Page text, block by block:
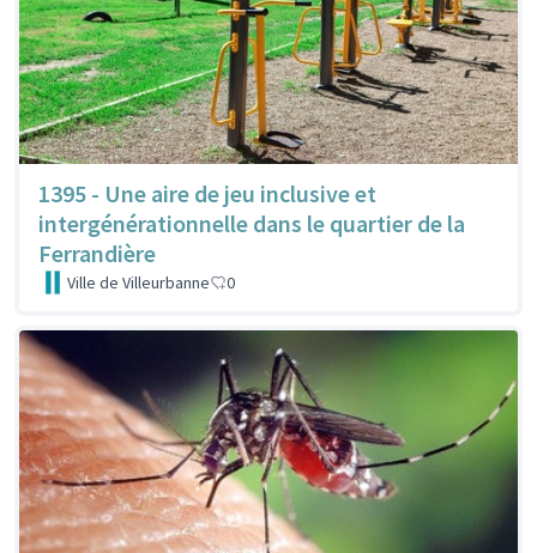
1395 - Une aire de jeu inclusive et
intergénérationnelle dans le quartier de la
Ferrandière
Ville de Villeurbanne 0